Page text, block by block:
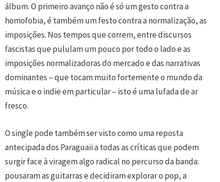
álbum. O primeiro avanço não é só um gesto contra a
homofobia, é também um festo contra a normalização, as
imposições. Nos tempos que correm, entre discursos
fascistas que pululam um pouco por todo o lado e as
imposições normalizadoras do mercado e das narrativas
dominantes – que tocam muito fortemente o mundo da
música e o indie em particular – isto é uma lufada de ar
fresco.
O single pode também ser visto como uma reposta
antecipada dos Paraguaii a todas as críticas que podem
surgir face à viragem algo radical no percurso da banda:
pousaram as guitarras e decidiram explorar o pop, a